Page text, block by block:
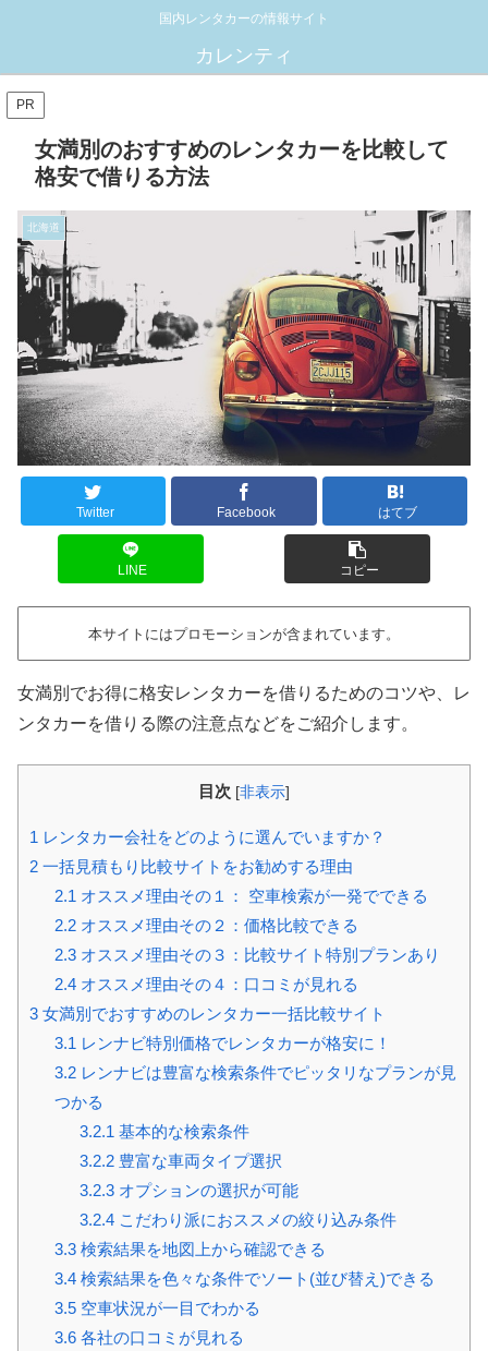
国内レンタカーの情報サイト
カレンティ
PR
女満別のおすすめのレンタカーを比較して
格安で借りる方法
北海道
Twitter Facebook はてブ
LINE コピー
本サイトにはプロモーションが含まれています。
女満別でお得に格安レンタカーを借りるためのコツや、レ
ンタカーを借りる際の注意点などをご紹介します。
目次 [非表示]
1 レンタカー会社をどのように選んでいますか？
2 一括見積もり比較サイトをお勧めする理由
2.1 オススメ理由その１： 空車検索が一発でできる
2.2オススメ理由その２：価格比較できる
2.3オススメ理由その３：比較サイト特別プランあり
2.4オススメ理由その４：口コミが見れる
3 女満別でおすすめのレンタカー一括比較サイト
3.1 レンナビ特別価格でレンタカーが格安に！
3.2レンナビは豊富な検索条件でピッタリなプランが見
つかる
3.2.1 基本的な検索条件
3.2.2豊富な車両タイプ選択
3.2.3オプションの選択が可能
3.2.4こだわり派におススメの絞り込み条件
3.3検索結果を地図上から確認できる
3.4検索結果を色々な条件でソート(並び替え)できる
3.5空車状況が一目でわかる
3.6各社の口コミが見れる